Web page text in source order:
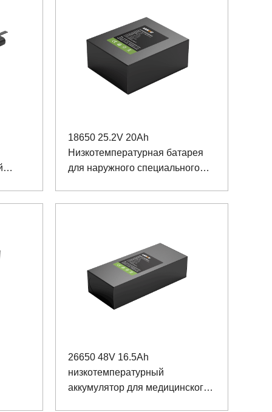
18650 25.2V 20Ah
Низкотемпературная батарея
для наружного специального
26650 48V 16.5Ah
низкотемпературный
аккумулятор для медицинского